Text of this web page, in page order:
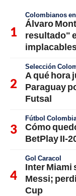
Colombianos
Álvaro
resultado"
Selección
A qué hora
Paraguay
Futsal
Fútbol
Cómo
BetPlay II-
Gol Caracol
Inter Miami
Messi;
Cup